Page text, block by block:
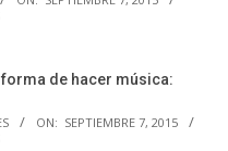
forma de hacer música:
ON: SEPTIEMBRE 7, 2015